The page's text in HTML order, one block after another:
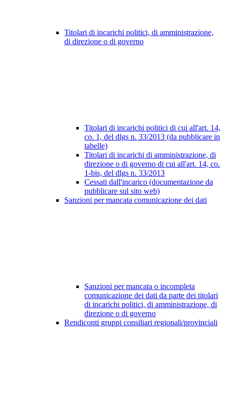
Titolari di incarichi politici, di amministrazione,
di direzione o di governo
Titolari di incarichi politici di cui all'art. 14,
co. 1, del dlgs n. 33/2013 (da pubblicare in
tabelle)
Titolari di incarichi di amministrazione, di
direzione o di governo di cui all'art. 14, co.
1-bis, del dlgs n. 33/2013
Cessati dall'incarico (documentazione da
pubblicare sul sito web)
Sanzioni per mancata comunicazione dei dati
Sanzioni per mancata o incompleta
comunicazione dei dati da parte dei titolari
di incarichi politici, di amministrazione, di
direzione o di governo
Rendiconti gruppi consiliari regionali/provinciali